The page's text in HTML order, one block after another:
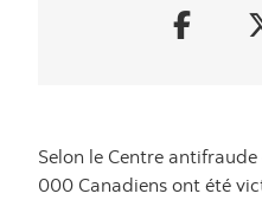
Selon le Centre
000 Canadiens ont été